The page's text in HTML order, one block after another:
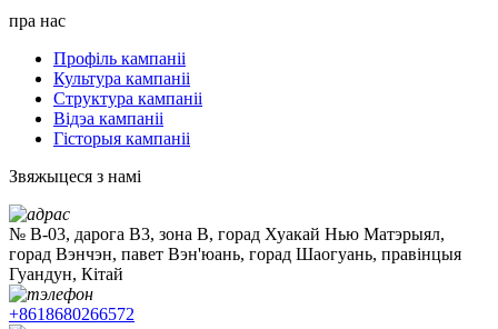
пра нас
Профіль кампаніі
Культура кампаніі
Структура кампаніі
Відэа кампаніі
Гісторыя кампаніі
Звяжыцеся з намі
№ B-03, дарога B3, зона B, горад Хуакай Нью Матэрыял,
горад Вэнчэн, павет Вэн'юань, горад Шаогуань, правінцыя
Гуандун, Кітай
+8618680266572